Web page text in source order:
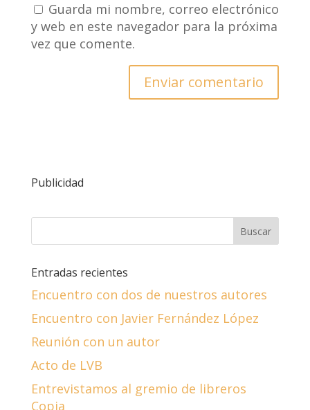
Guarda mi nombre, correo electrónico
y web en este navegador para la próxima
vez que comente.
Publicidad
Entradas recientes
Encuentro con dos de nuestros autores
Encuentro con Javier Fernández López
Reunión con un autor
Acto de LVB
Entrevistamos al gremio de libreros
Copia